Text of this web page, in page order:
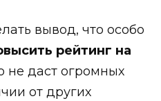
вывод, что особо
рейтинг на
не даст огромных
от других